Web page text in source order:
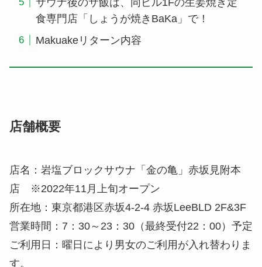
食専門店「しょうが焼きBaKa」で！
Makuakeリターン内容
店舗概要
店名：岩塩ブロックサウナ「金の亀」赤坂見附本
店 ※2022年11月上旬オープン
所在地：東京都港区赤坂4-2-4 赤坂LeeBLD 2F&3F
営業時間：7：30～23：30（最終受付22：00）予定
ご利用日：曜日により男女のご利用が入れ替わりま
す。